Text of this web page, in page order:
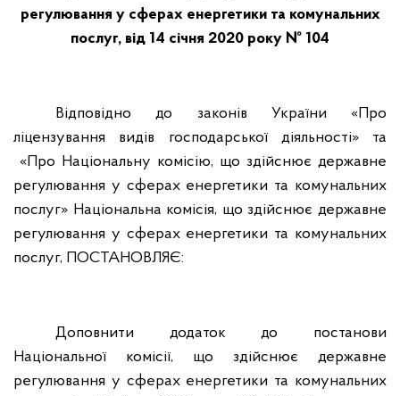
регулювання у сферах енергетики та комунальних
послуг, від 14 січня 2020 року № 104
Відповідно до законів України «Про
ліцензування видів господарської діяльності» та
«Про Національну комісію, що здійснює державне
регулювання у сферах енергетики та комунальних
послуг» Національна комісія, що здійснює державне
регулювання у сферах енергетики та комунальних
послуг, ПОСТАНОВЛЯЄ:
Доповнити додаток до постанови
Національної комісії, що здійснює державне
регулювання у сферах енергетики та комунальних